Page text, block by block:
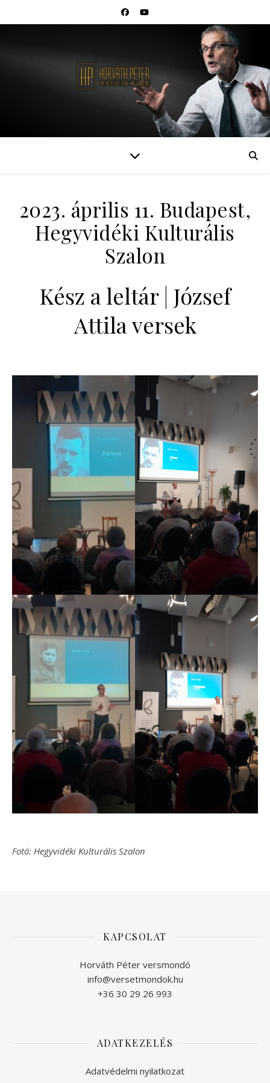
2023. április 11. Budapest,
Hegyvidéki Kulturális
Szalon
Kész a leltár | József
Attila versek
Fotó: Hegyvidéki Kulturális Szalon
KAPCSOLAT
Horváth Péter versmondó
info@versetmondok.hu
+36 30 29 26 993
ADATKEZELÉS
Adatvédelmi nyilatkozat